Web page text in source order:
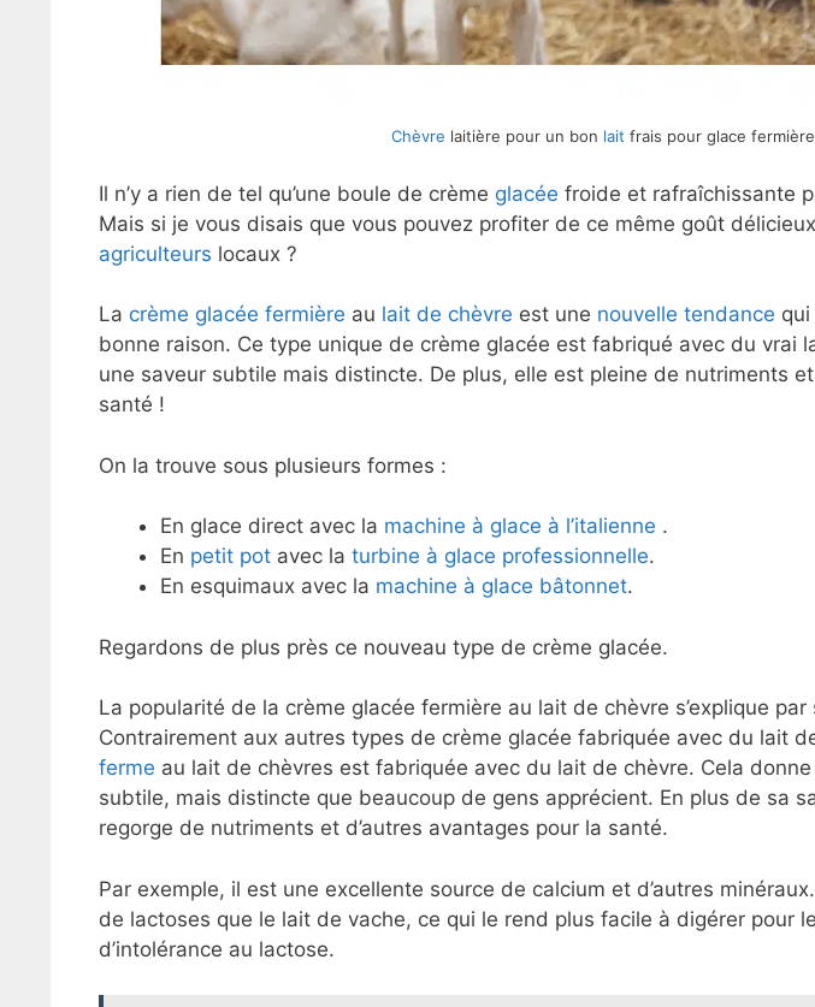
Chèvre laitière pour un bon lait frais pour glace
Il n’y a rien de tel qu’une boule de crème glacée froide et rafraîchissante
Mais si je vous disais que vous pouvez profiter de ce même goût
agriculteurs locaux ?
La crème glacée fermière au lait de chèvre est une nouvelle tendance
bonne raison. Ce type unique de crème glacée est fabriqué avec du vrai
une saveur subtile mais distincte. De plus, elle est pleine de nutriments et
santé !
On la trouve sous plusieurs formes :
En glace direct avec la machine à glace à l’italienne .
En petit pot avec la turbine à glace professionnelle.
En esquimaux avec la machine à glace bâtonnet.
Regardons de plus près ce nouveau type de crème glacée.
La popularité de la crème glacée fermière au lait de chèvre s’explique par
Contrairement aux autres types de crème glacée fabriquée avec du lait
ferme au lait de chèvres est fabriquée avec du lait de chèvre. Cela
subtile, mais distincte que beaucoup de gens apprécient. En plus de sa
regorge de nutriments et d’autres avantages pour la santé.
Par exemple, il est une excellente source de calcium et d’autres
de lactoses que le lait de vache, ce qui le rend plus facile à digérer pour
d’intolérance au lactose.